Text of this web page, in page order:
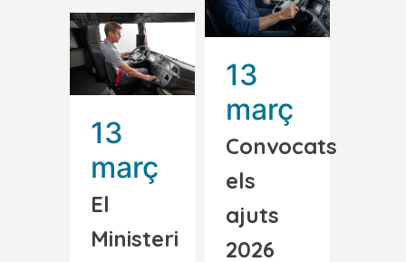
13
març
El
Ministeri
13
març
Convocats
els
ajuts
2026